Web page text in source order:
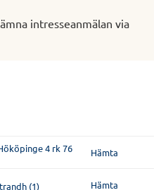
intresseanmälan via
4 rk 76
Hämta
(1) Hämta